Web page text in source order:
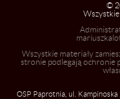
©
Wszystkie materiały
stronie podlegają ochronie
OSP Paprotnia, ul.